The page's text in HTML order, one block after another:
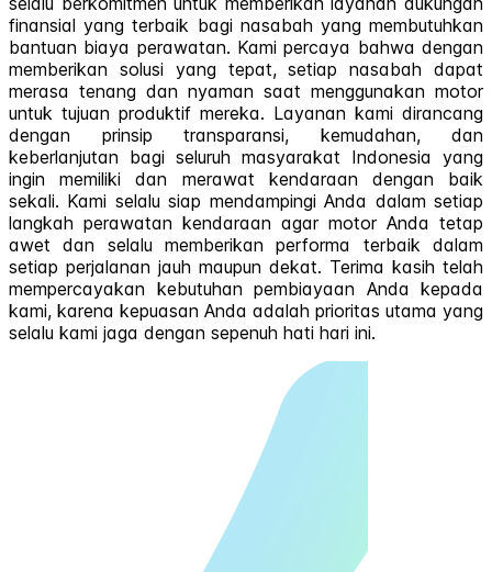
finansial yang terbaik bagi nasabah yang membutuhkan
bantuan biaya perawatan. Kami percaya bahwa dengan
memberikan solusi yang tepat, setiap nasabah dapat
merasa tenang dan nyaman saat menggunakan motor
untuk tujuan produktif mereka. Layanan kami dirancang
dengan prinsip transparansi, kemudahan, dan
keberlanjutan bagi seluruh masyarakat Indonesia yang
ingin memiliki dan merawat kendaraan dengan baik
sekali. Kami selalu siap mendampingi Anda dalam setiap
langkah perawatan kendaraan agar motor Anda tetap
awet dan selalu memberikan performa terbaik dalam
setiap perjalanan jauh maupun dekat. Terima kasih telah
mempercayakan kebutuhan pembiayaan Anda kepada
kami, karena kepuasan Anda adalah prioritas utama yang
selalu kami jaga dengan sepenuh hati hari ini.